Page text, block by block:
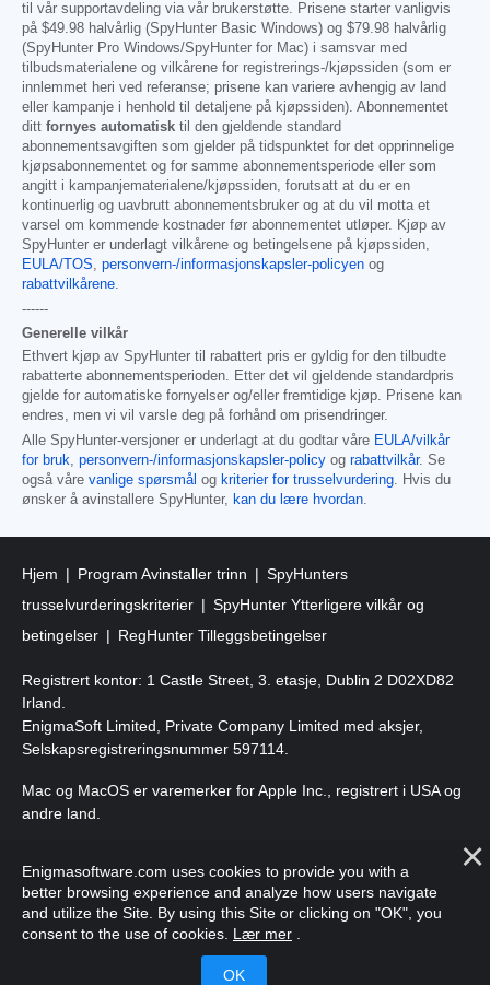
til vår supportavdeling via vår brukerstøtte. Prisene starter vanligvis
på $49.98 halvårlig (SpyHunter Basic Windows) og $79.98 halvårlig
(SpyHunter Pro Windows/SpyHunter for Mac) i samsvar med
tilbudsmaterialene og vilkårene for registrerings-/kjøpssiden (som er
innlemmet heri ved referanse; prisene kan variere avhengig av land
eller kampanje i henhold til detaljene på kjøpssiden). Abonnementet
ditt fornyes automatisk til den gjeldende standard
abonnementsavgiften som gjelder på tidspunktet for det opprinnelige
kjøpsabonnementet og for samme abonnementsperiode eller som
angitt i kampanjematerialene/kjøpssiden, forutsatt at du er en
kontinuerlig og uavbrutt abonnementsbruker og at du vil motta et
varsel om kommende kostnader før abonnementet utløper. Kjøp av
SpyHunter er underlagt vilkårene og betingelsene på kjøpssiden,
EULA/TOS, personvern-/informasjonskapsler-policyen og
rabattvilkårene.
------
Generelle vilkår
Ethvert kjøp av SpyHunter til rabattert pris er gyldig for den tilbudte
rabatterte abonnementsperioden. Etter det vil gjeldende standardpris
gjelde for automatiske fornyelser og/eller fremtidige kjøp. Prisene kan
endres, men vi vil varsle deg på forhånd om prisendringer.
Alle SpyHunter-versjoner er underlagt at du godtar våre EULA/vilkår
for bruk, personvern-/informasjonskapsler-policy og rabattvilkår. Se
også våre vanlige spørsmål og kriterier for trusselvurdering. Hvis du
ønsker å avinstallere SpyHunter, kan du lære hvordan.
Hjem Program Avinstaller trinn
SpyHunters
trusselvurderingskriterier
SpyHunter Ytterligere vilkår og
betingelser
RegHunter Tilleggsbetingelser
Registrert kontor: 1 Castle Street, 3. etasje, Dublin 2 D02XD82
Irland.
EnigmaSoft Limited, Private Company Limited med aksjer,
Selskapsregistreringsnummer 597114.
Mac og MacOS er varemerker for Apple Inc., registrert i USA og
andre land.
forbeholdt.
Enigmasoftware.com uses cookies to provide you with a
better browsing experience and analyze how users navigate
and utilize the Site. By using this Site or clicking on "OK", you
consent to the use of cookies. Lær mer